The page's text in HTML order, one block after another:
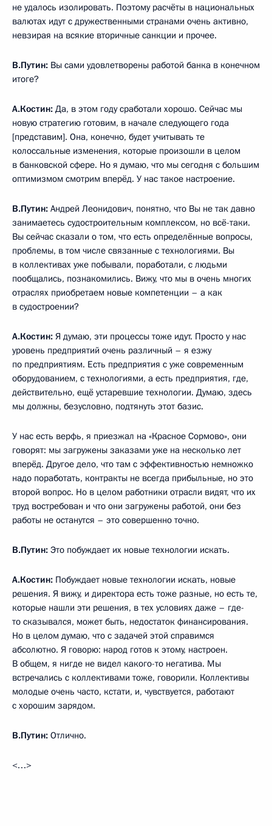
не удалось изолировать. Поэтому расчёты в национальных
валютах идут с дружественными странами очень активно,
невзирая на всякие вторичные санкции и прочее.
В.Путин: Вы сами удовлетворены работой банка в конечном
итоге?
А.Костин: Да, в этом году сработали хорошо. Сейчас мы
новую стратегию готовим, в начале следующего года
[представим]. Она, конечно, будет учитывать те
колоссальные изменения, которые произошли в целом
в банковской сфере. Но я думаю, что мы сегодня с большим
оптимизмом смотрим вперёд. У нас такое настроение.
В.Путин: Андрей Леонидович, понятно, что Вы не так давно
занимаетесь судостроительным комплексом, но всё-таки.
Вы сейчас сказали о том, что есть определённые вопросы,
проблемы, в том числе связанные с технологиями. Вы
в коллективах уже побывали, поработали, с людьми
пообщались, познакомились. Вижу, что мы в очень многих
отраслях приобретаем новые компетенции – а как
в судостроении?
А.Костин: Я думаю, эти процессы тоже идут. Просто у нас
уровень предприятий очень различный – я езжу
по предприятиям. Есть предприятия с уже современным
оборудованием, с технологиями, а есть предприятия, где,
действительно, ещё устаревшие технологии. Думаю, здесь
мы должны, безусловно, подтянуть этот базис.
У нас есть верфь, я приезжал на «Красное Сормово», они
говорят: мы загружены заказами уже на несколько лет
вперёд. Другое дело, что там с эффективностью немножко
надо поработать, контракты не всегда прибыльные, но это
второй вопрос. Но в целом работники отрасли видят, что их
труд востребован и что они загружены работой, они без
работы не останутся – это совершенно точно.
В.Путин: Это побуждает их новые технологии искать.
А.Костин: Побуждает новые технологии искать, новые
решения. Я вижу, и директора есть тоже разные, но есть те,
которые нашли эти решения, в тех условиях даже – где-
то сказывался, может быть, недостаток финансирования.
Но в целом думаю, что с задачей этой справимся
абсолютно. Я говорю: народ готов к этому, настроен.
В общем, я нигде не видел какого-то негатива. Мы
встречались с коллективами тоже, говорили. Коллективы
молодые очень часто, кстати, и, чувствуется, работают
с хорошим зарядом.
В.Путин: Отлично.
<…>